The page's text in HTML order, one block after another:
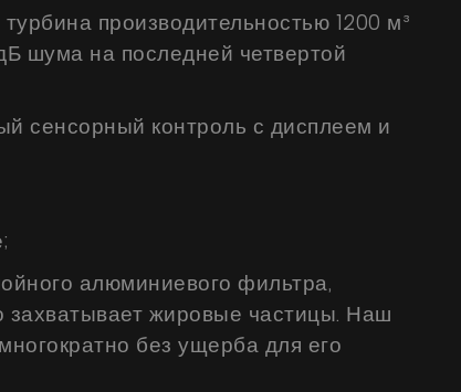
производительностью 1200 м³
шума на последней четвертой
сенсорный контроль с дисплеем и
алюминиевого фильтра,
жировые частицы. Наш
без ущерба для его